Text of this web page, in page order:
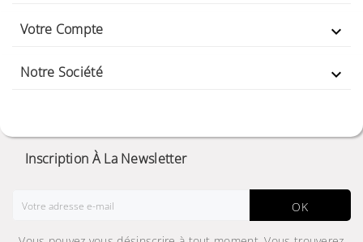
Votre Compte 
Notre Société 
Inscription À La Newsletter
OK